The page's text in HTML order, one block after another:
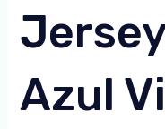
Azul